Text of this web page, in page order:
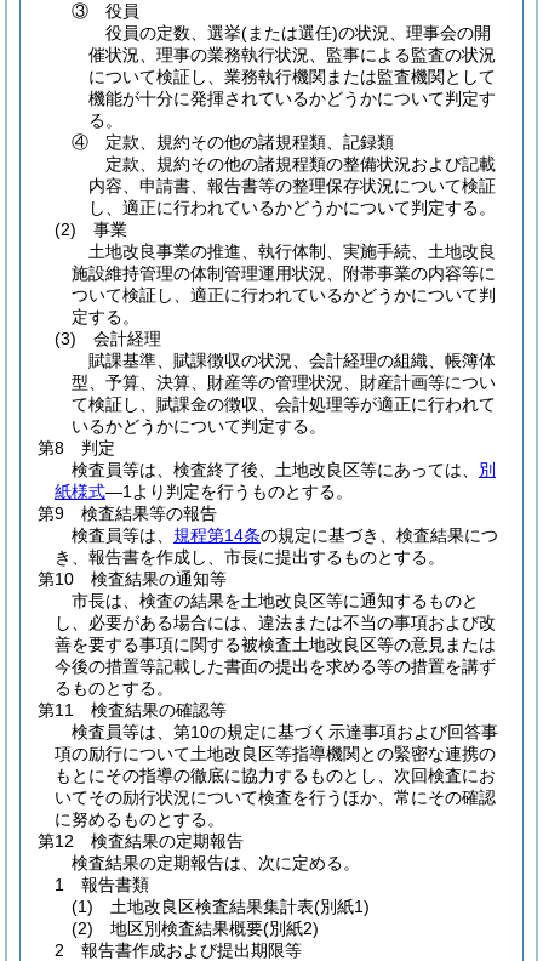
③ 役員
役員の定数、選挙(または選任)の状況、理事会の開
催状況、理事の業務執行状況、監事による監査の状況
について検証し、業務執行機関または監査機関として
機能が十分に発揮されているかどうかについて判定す
る。
④ 定款、規約その他の諸規程類、記録類
定款、規約その他の諸規程類の整備状況および記載
内容、申請書、報告書等の整理保存状況について検証
し、適正に行われているかどうかについて判定する。
(2) 事業
土地改良事業の推進、執行体制、実施手続、土地改良
施設維持管理の体制管理運用状況、附帯事業の内容等に
ついて検証し、適正に行われているかどうかについて判
定する。
(3) 会計経理
賦課基準、賦課徴収の状況、会計経理の組織、帳簿体
型、予算、決算、財産等の管理状況、財産計画等につい
て検証し、賦課金の徴収、会計処理等が適正に行われて
いるかどうかについて判定する。
第8 判定
検査員等は、検査終了後、土地改良区等にあっては、 別
紙様式―1より判定を行うものとする。
第9 検査結果等の報告
検査員等は、 規程第14条の規定に基づき、検査結果につ
き、報告書を作成し、市長に提出するものとする。
第10 検査結果の通知等
市長は、検査の結果を土地改良区等に通知するものと
し、必要がある場合には、違法または不当の事項および改
善を要する事項に関する被検査土地改良区等の意見または
今後の措置等記載した書面の提出を求める等の措置を講ず
るものとする。
第11 検査結果の確認等
検査員等は、第10の規定に基づく示達事項および回答事
項の励行について土地改良区等指導機関との緊密な連携の
もとにその指導の徹底に協力するものとし、次回検査にお
いてその励行状況について検査を行うほか、常にその確認
に努めるものとする。
第12 検査結果の定期報告
検査結果の定期報告は、次に定める。
1 報告書類
(1) 土地改良区検査結果集計表(別紙1)
(2) 地区別検査結果概要(別紙2)
2 報告書作成および提出期限等